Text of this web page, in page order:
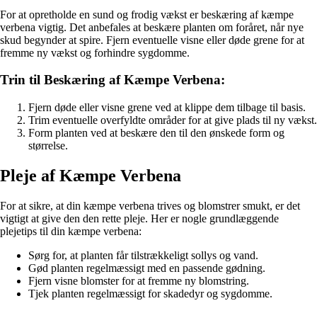
For at opretholde en sund og frodig vækst er beskæring af kæmpe
verbena vigtig. Det anbefales at beskære planten om foråret, når nye
skud begynder at spire. Fjern eventuelle visne eller døde grene for at
fremme ny vækst og forhindre sygdomme.
Trin til Beskæring af Kæmpe Verbena:
Fjern døde eller visne grene ved at klippe dem tilbage til basis.
Trim eventuelle overfyldte områder for at give plads til ny vækst.
Form planten ved at beskære den til den ønskede form og
størrelse.
Pleje af Kæmpe Verbena
For at sikre, at din kæmpe verbena trives og blomstrer smukt, er det
vigtigt at give den den rette pleje. Her er nogle grundlæggende
plejetips til din kæmpe verbena:
Sørg for, at planten får tilstrækkeligt sollys og vand.
Gød planten regelmæssigt med en passende gødning.
Fjern visne blomster for at fremme ny blomstring.
Tjek planten regelmæssigt for skadedyr og sygdomme.